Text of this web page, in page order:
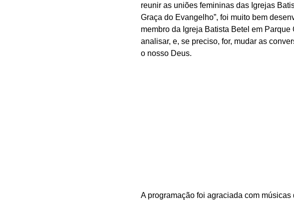
reunir as uniões femininas das Igrejas
Graça do Evangelho”, foi muito bem
membro da Igreja Batista Betel em
analisar, e, se preciso, for, mudar as
o nosso Deus.
A programação foi agraciada com